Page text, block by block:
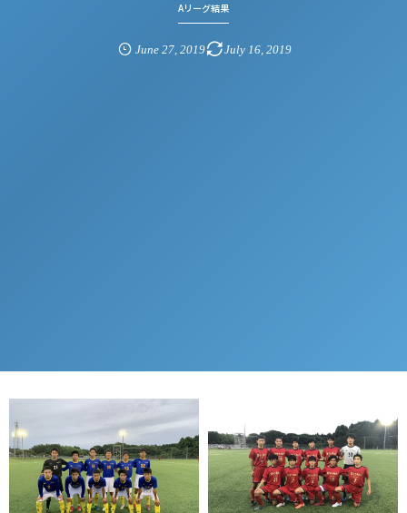
Aリーグ結果
June 27, 2019 July 16,2019